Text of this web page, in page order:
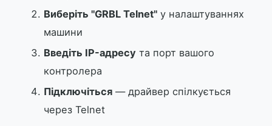
Виберіть "GRBL Telnet" у налаштуваннях
машини
Введіть IP-адресу та порт вашого
контролера
Підключіться — драйвер спілкується
через Telnet